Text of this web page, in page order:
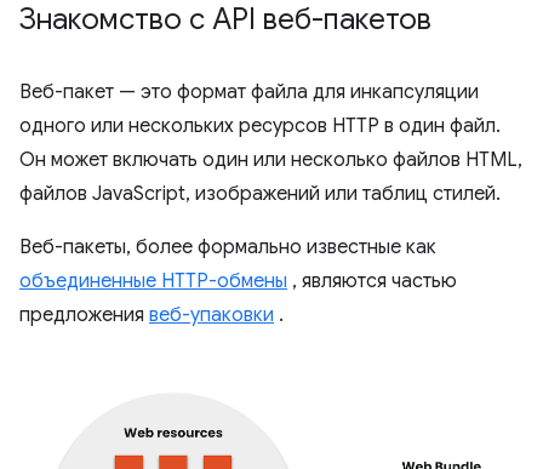
Знакомство с API веб-пакетов
Веб-пакет — это формат файла для инкапсуляции
одного или нескольких ресурсов HTTP в один файл.
Он может включать один или несколько файлов HTML,
файлов JavaScript, изображений или таблиц стилей.
Веб-пакеты, более формально известные как
объединенные HTTP-обмены , являются частью
предложения веб-упаковки .